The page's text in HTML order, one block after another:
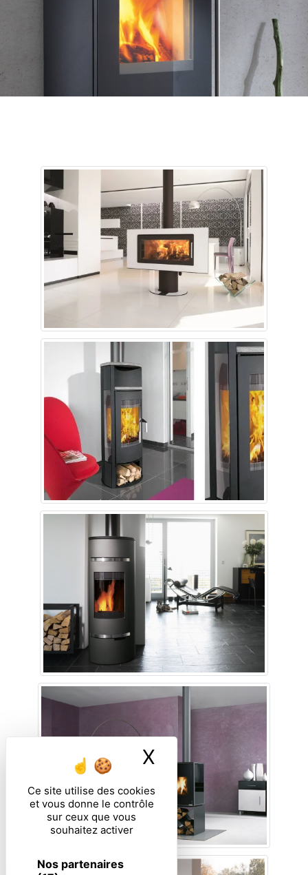
Ce site utilise des cookies
et vous donne le contrôle
sur ceux que vous
souhaitez activer
Nos partenaires
X Masquer le